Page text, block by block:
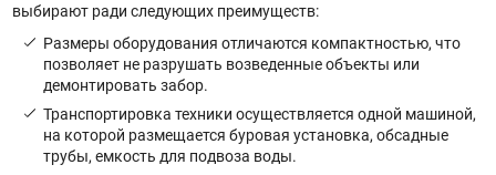
выбирают ради следующих преимуществ:
Размеры оборудования отличаются компактностью, что
позволяет не разрушать возведенные объекты или
демонтировать забор.
Транспортировка техники осуществляется одной машиной,
на которой размещается буровая установка, обсадные
трубы, емкость для подвоза воды.